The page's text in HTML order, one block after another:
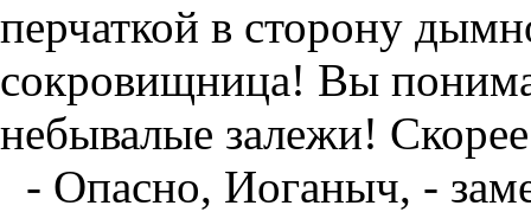
перчаткой в сторону
сокровищница! Вы
небывалые залежи!
- Опасно, Иоганыч, -